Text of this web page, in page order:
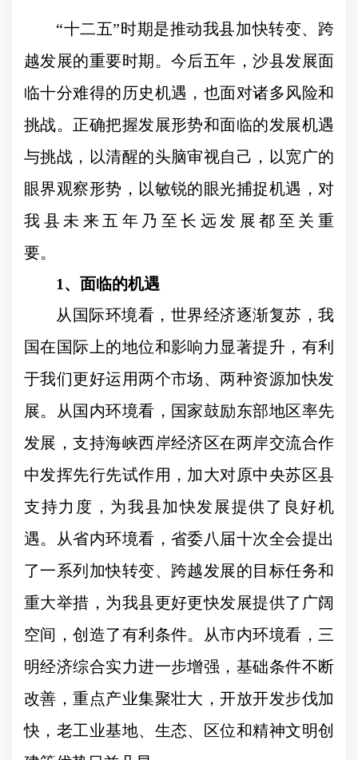
“十二五”时期是推动我县加快转变、跨
越发展的重要时期。今后五年，沙县发展面
临十分难得的历史机遇，也面对诸多风险和
挑战。正确把握发展形势和面临的发展机遇
与挑战，以清醒的头脑审视自己，以宽广的
眼界观察形势，以敏锐的眼光捕捉机遇，对
我县未来五年乃至长远发展都至关重
要。
1 、面临的机遇
从国际环境看，世界经济逐渐复苏，我
国在国际上的地位和影响力显著提升，有利
于我们更好运用两个市场、两种资源加快发
展。从国内环境看，国家鼓励东部地区率先
发展，支持海峡西岸经济区在两岸交流合作
中发挥先行先试作用，加大对原中央苏区县
支持力度，为我县加快发展提供了良好机
遇。从省内环境看，省委八届十次全会提出
了一系列加快转变、跨越发展的目标任务和
重大举措，为我县更好更快发展提供了广阔
空间，创造了有利条件。从市内环境看，三
明经济综合实力进一步增强，基础条件不断
改善，重点产业集聚壮大，开放开发步伐加
快，老工业基地、生态、区位和精神文明创